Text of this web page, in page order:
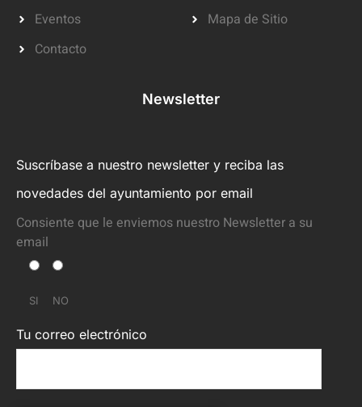
Eventos
Contacto
Mapa de Sitio
Newsletter
Suscríbase a nuestro newsletter y reciba las
novedades del ayuntamiento por email
Consiente que le enviemos nuestro Newsletter a su
email
SI NO
Tu correo electrónico